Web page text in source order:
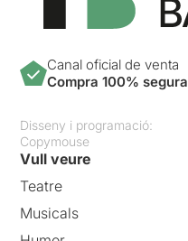
Canal oficial de venta
Compra 100% segura
Disseny i programació:
Copymouse
Vull veure
Teatre
Musicals